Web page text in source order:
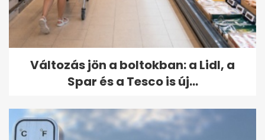
Változás jön a boltokban: a Lidl, a
Spar és a Tesco is új...